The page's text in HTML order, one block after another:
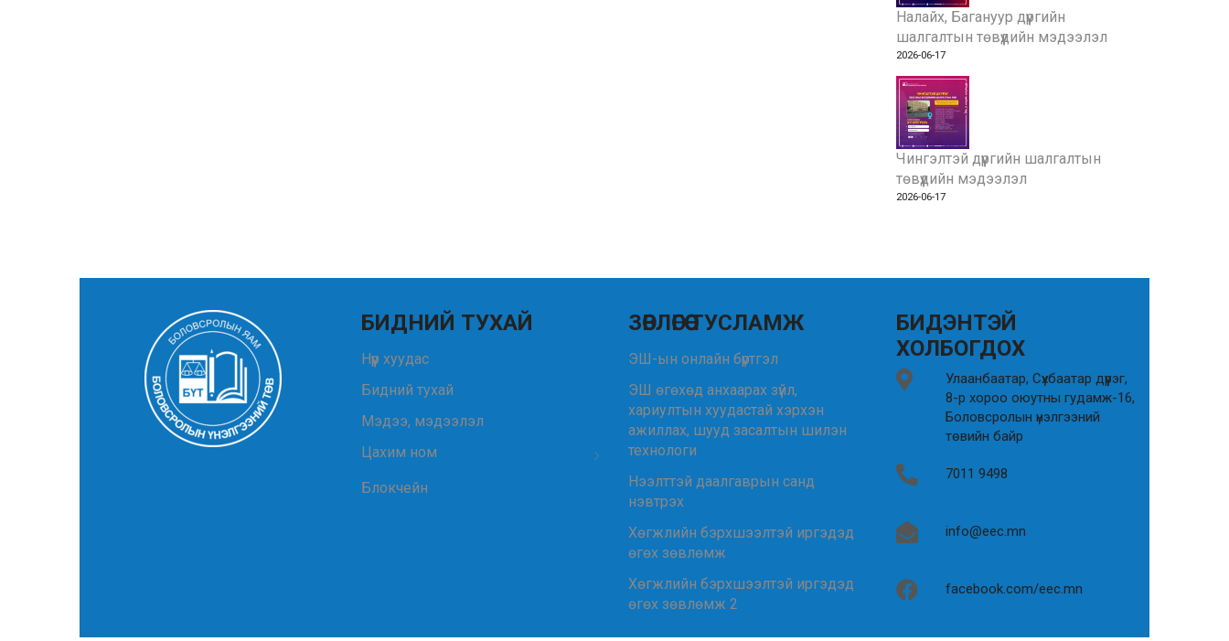
Налайх, Багануур дүүргийн
шалгалтын төвүүдийн мэдээлэл
2026-06-17
Чингэлтэй дүүргийн шалгалтын
төвүүдийн мэдээлэл
2026-06-17
БИДНИЙ ТУХАЙ
Нүүр хуудас
Бидний тухай
Мэдээ, мэдээлэл
Цахим ном
Блокчейн
ЗӨВЛӨГӨӨ ТУСЛАМЖ
ЭШ-ын онлайн бүртгэл
ЭШ өгөхөд анхаарах зүйл,
хариултын хуудастай хэрхэн
ажиллах, шууд засалтын шилэн
технологи
Нээлттэй даалгаврын санд
нэвтрэх
Хөгжлийн бэрхшээлтэй иргэдэд
өгөх зөвлөмж
Хөгжлийн бэрхшээлтэй иргэдэд
өгөх зөвлөмж 2
БИДЭНТЭЙ
ХОЛБОГДОХ
Улаанбаатар, Сүхбаатар дүүрэг,
8-р хороо оюутны гудамж-16,
Боловсролын үнэлгээний
төвийн байр
7011 9498
info@eec.mn
facebook.com/eec.mn